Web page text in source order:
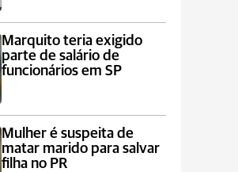
Marquito teria exigido
parte de salário de
funcionários em SP
Mulher é suspeita de
matar marido para salvar
filha no PR